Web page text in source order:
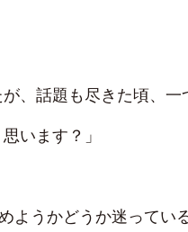
、話題も尽きた頃、
います？」
ようかどうか迷ってい